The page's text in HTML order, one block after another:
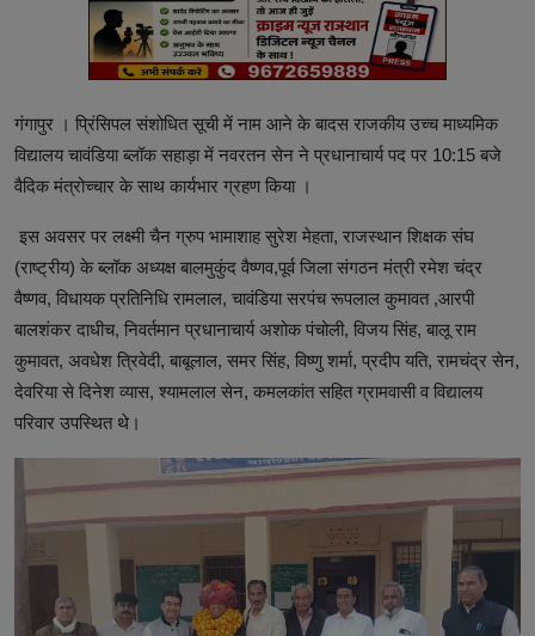
गंगापुर । प्रिंसिपल संशोधित सूची में नाम आने के बादस राजकीय उच्च माध्यमिक
विद्यालय चावंडिया ब्लॉक सहाड़ा में नवरतन सेन ने प्रधानाचार्य पद पर 10:15 बजे
वैदिक मंत्रोच्चार के साथ कार्यभार ग्रहण किया ।
इस अवसर पर लक्ष्मी चैन ग्रुप भामाशाह सुरेश मेहता, राजस्थान शिक्षक संघ
(राष्ट्रीय) के ब्लॉक अध्यक्ष बालमुकुंद वैष्णव,पूर्व जिला संगठन मंत्री रमेश चंद्र
वैष्णव, विधायक प्रतिनिधि रामलाल, चावंडिया सरपंच रूपलाल कुमावत ,आरपी
बालशंकर दाधीच, निवर्तमान प्रधानाचार्य अशोक पंचोली, विजय सिंह, बालू राम
कुमावत, अवधेश त्रिवेदी, बाबूलाल, समर सिंह, विष्णु शर्मा, प्रदीप यति, रामचंद्र सेन,
देवरिया से दिनेश व्यास, श्यामलाल सेन, कमलकांत सहित ग्रामवासी व विद्यालय
परिवार उपस्थित थे।